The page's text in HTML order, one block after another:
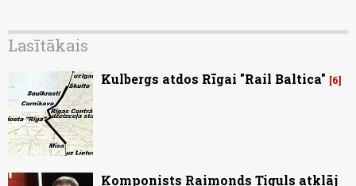
Lasītākais
Kulbergs atdos Rīgai "Rail Baltica" 6
Komponists Raimonds Tiguls atklāj